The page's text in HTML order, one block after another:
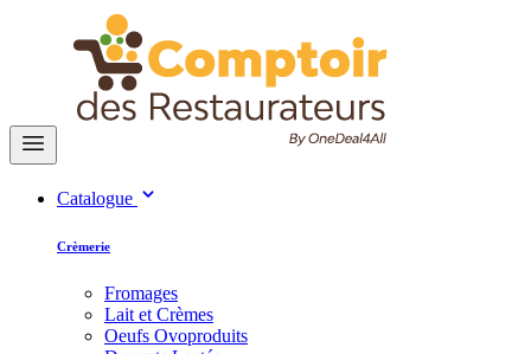
Catalogue
Crèmerie
Fromages
Lait et Crèmes
Oeufs Ovoproduits